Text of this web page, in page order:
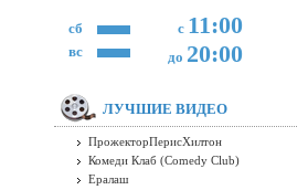
с 11:00
до 20:00
сб
вс
ЛУЧШИЕ ВИДЕО
ПрожекторПерисХилтон
Комеди Клаб (Comedy Club)
Ералаш